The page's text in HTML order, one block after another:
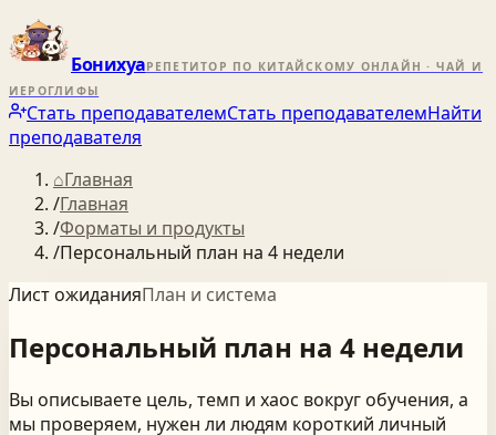
БонихуаРЕПЕТИТОР ПО КИТАЙСКОМУ ОНЛАЙН · ЧАЙ И
ИЕРОГЛИФЫ
Стать преподавателемСтать преподавателемНайти
преподавателя
⌂Главная
/Главная
/Форматы и продукты
/Персональный план на 4 недели
Лист ожиданияПлан и система
Персональный план на 4 недели
Вы описываете цель, темп и хаос вокруг обучения, а
мы проверяем, нужен ли людям короткий личный